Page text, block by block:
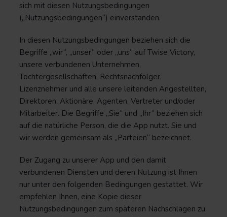
sich mit diesen Nutzungsbedingungen
(„Nutzungsbedingungen“) einverstanden.
In diesen Nutzungsbedingungen beziehen sich die
Begriffe „wir“, „unser“ oder „uns“ auf Twise Victory,
unsere verbundenen Unternehmen,
Tochtergesellschaften, Rechtsnachfolger,
Lizenznehmer und alle unsere leitenden Angestellten,
Direktoren, Aktionäre, Agenten, Vertreter und/oder
Mitarbeiter. Die Begriffe „Sie“ und „Ihr“ beziehen sich
auf die natürliche Person, die die App nutzt. Sie und
wir werden gemeinsam als „Parteien“ bezeichnet.
Der Zugang zu unserer App und den damit
verbundenen Diensten und deren Nutzung ist Ihnen
nur unter den folgenden Bedingungen gestattet. Wir
empfehlen Ihnen, eine Kopie dieser
Nutzungsbedingungen zum späteren Nachschlagen zu